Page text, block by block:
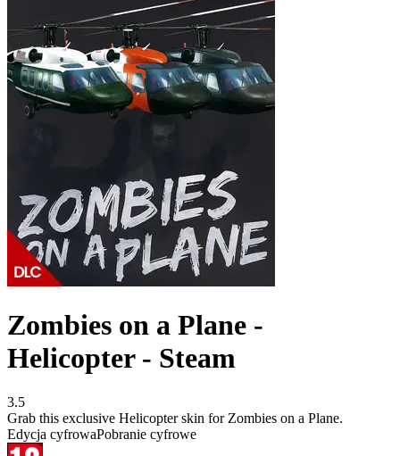
Zombies on a Plane -
Helicopter - Steam
3.5
Grab this exclusive Helicopter skin for Zombies on a Plane.
Edycja cyfrowaPobranie cyfrowe